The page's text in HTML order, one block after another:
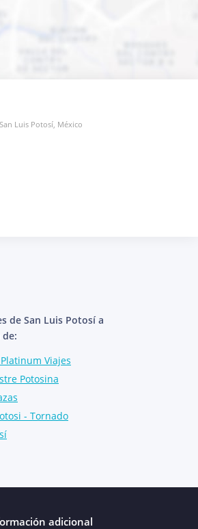
Luis Potosí, México
de San Luis Potosí a
de:
Viajes
Potosina
- Tornado
adicional